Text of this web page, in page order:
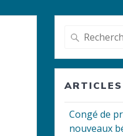
Recherche
:
Congé de
nouveaux